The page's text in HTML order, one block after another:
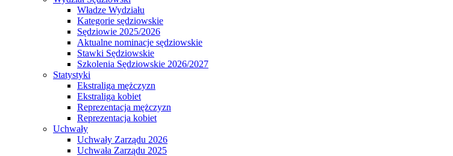
Władze Wydziału
Kategorie sędziowskie
Sędziowie 2025/2026
Aktualne nominacje sędziowskie
Stawki Sędziowskie
Szkolenia Sędziowskie 2026/2027
Statystyki
Ekstraliga mężczyzn
Ekstraliga kobiet
Reprezentacja mężczyzn
Reprezentacja kobiet
Uchwały
Uchwały Zarządu 2026
Uchwała Zarządu 2025